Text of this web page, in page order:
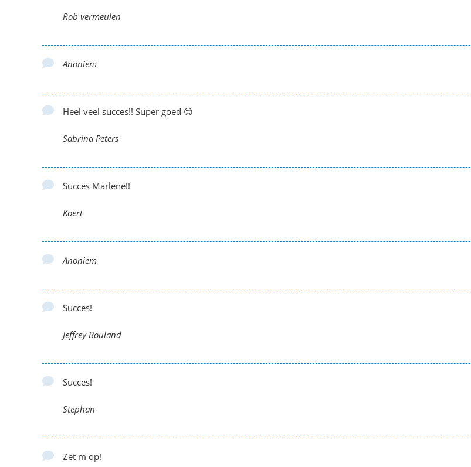
Rob vermeulen
Anoniem
Heel veel succes!! Super goed 😊
Sabrina Peters
Succes Marlene!!
Koert
Anoniem
Succes!
Jeffrey Bouland
Succes!
Stephan
Zet m op!